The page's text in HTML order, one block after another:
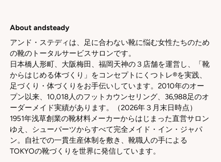
About andsteady
アンド・ステディは、足に合わない靴に悩む女性たちのため
の靴のトータルサービスサロンです。
日本橋人形町、大阪梅田、福岡天神の３店舗を運営し、「靴
からはじめる体づくり」をコンセプトにくつトレ®を実践、
足づくり・体づくりをお手伝いしています。2010年のオー
プン以来、10,018人のフットカウンセリング、36,988足のオ
ーダーメイド実績があります。（2026年３月末日時点）
1951年浅草創業の靴材料メーカーからはじまった直営サロン
ゆえ、シューパーツからすべて完全メイド・イン・ジャパ
ン。自社での一貫生産体制を敷き、靴職人の手による
TOKYOの靴づくりを世界に発信しています。